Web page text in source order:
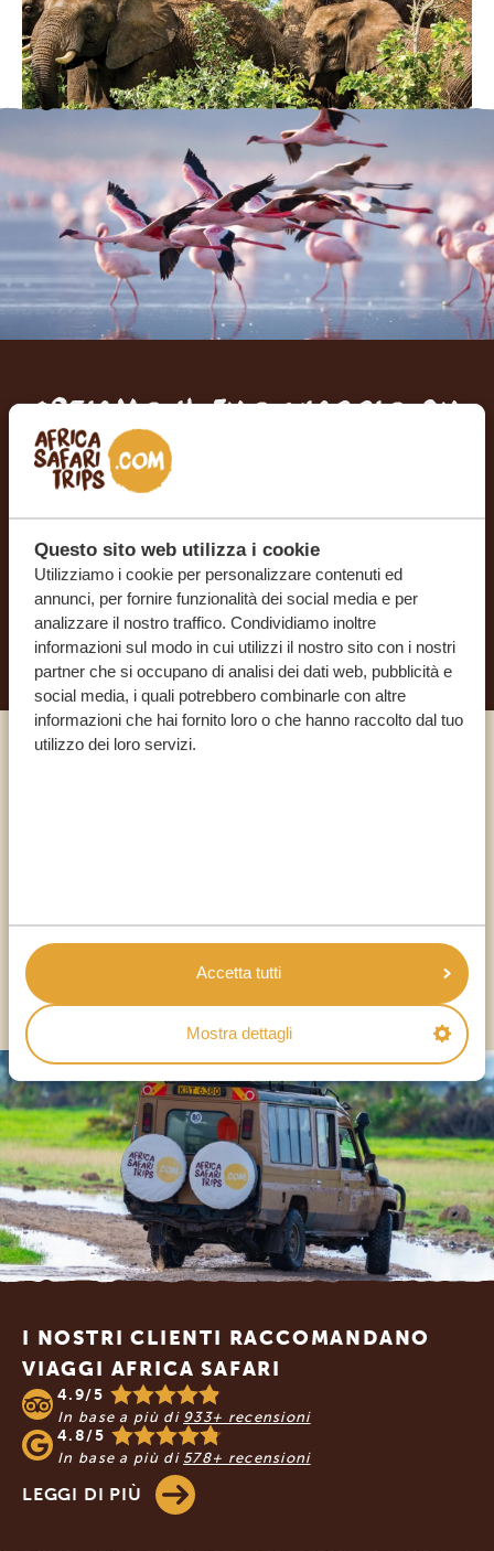
Questo sito web utilizza i cookie
Utilizziamo i cookie per personalizzare contenuti ed
annunci, per fornire funzionalità dei social media e per
analizzare il nostro traffico. Condividiamo inoltre
informazioni sul modo in cui utilizzi il nostro sito con i nostri
partner che si occupano di analisi dei dati web, pubblicità e
social media, i quali potrebbero combinarle con altre
informazioni che hai fornito loro o che hanno raccolto dal tuo
utilizzo dei loro servizi.
Accetta tutti
Mostra dettagli
Creiamo il tuo viaggio su
INIZIA A PIANIFICARE IL VIAGGIO DEI TUOI
SOGNI
ALTRI PAESI
Footer
I NOSTRI CLIENTI RACCOMANDANO
VIAGGI AFRICA SAFARI
4.9/5
In base a più di 933+ recensioni
4.8/5
In base a più di 578+ recensioni
LEGGI DI PIÙ